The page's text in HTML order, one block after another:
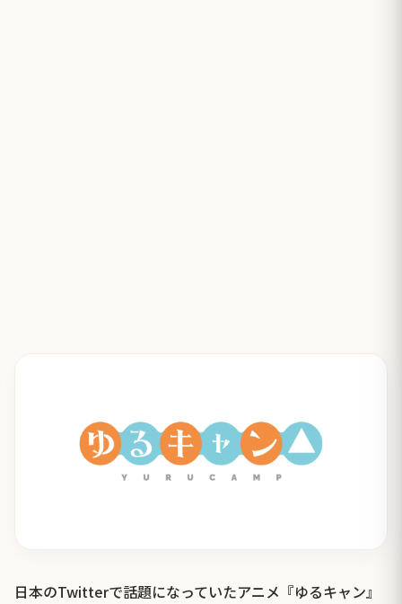
日本のTwitterで話題になっていたアニメ『ゆるキャン』